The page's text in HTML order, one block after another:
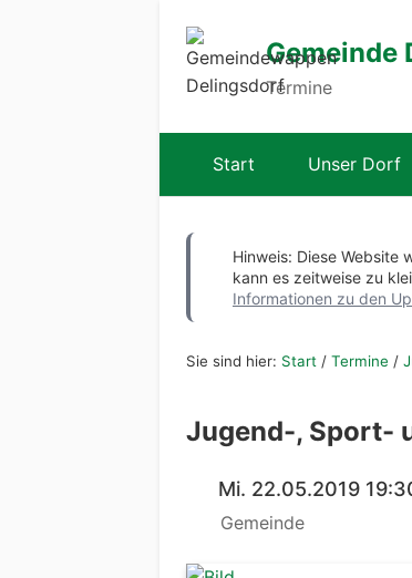
Gemeinde
Termine
Start Unser Dorf
Hinweis: Diese Website
kann es zeitweise zu
Informationen zu den
Sie sind hier: Start / Termine /
Jugend-, Sport-
Mi. 22.05.2019
Gemeinde